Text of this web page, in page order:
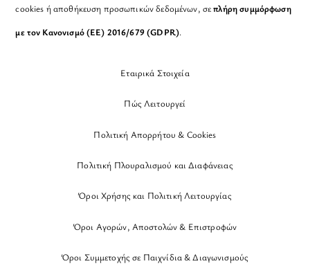
cookies ή αποθήκευση προσωπικών δεδομένων, σεπλήρη συμμόρφωση
με τον Κανονισμό (ΕΕ) 2016/679 (GDPR).
Εταιρικά Στοιχεία
Πώς Λειτουργεί
Πολιτική Απορρήτου & Cookies
Πολιτική Πλουραλισμού και Διαφάνειας
Όροι Χρήσης και Πολιτική Λειτουργίας
Όροι Αγορών, Αποστολών & Επιστροφών
Όροι Συμμετοχής σε Παιχνίδια & Διαγωνισμούς